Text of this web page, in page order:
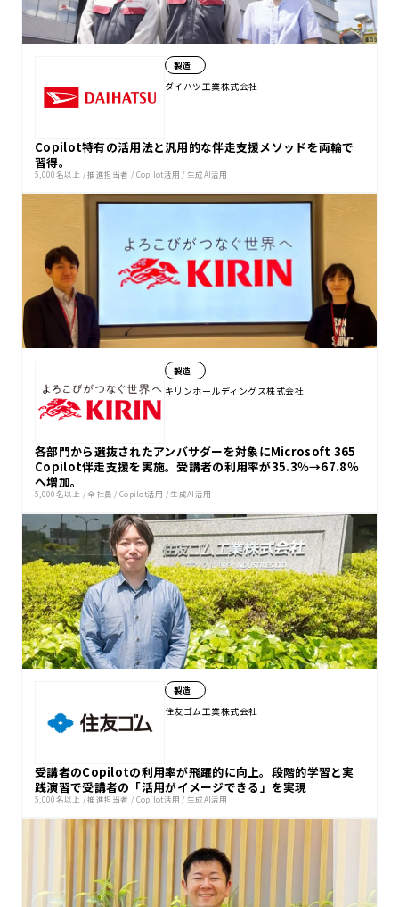
製造
ダイハツ工業株式会社
Copilot特有の活用法と汎用的な伴走支援メソッドを両輪で
習得。
5,000名以上 /推進担当者 / Copilot活用 / 生成AI活用
製造
キリンホールディングス株式会社
各部門から選抜されたアンバサダーを対象にMicrosoft 365
Copilot伴走支援を実施。受講者の利用率が35.3％→67.8％
へ増加。
5,000名以上 /全社員 /Copilot活用 /生成AI活用
製造
住友ゴム工業株式会社
受講者のCopilotの利用率が飛躍的に向上。段階的学習と実
践演習で受講者の「活用がイメージできる」を実現
5,000名以上 /推進担当者 / Copilot活用 / 生成AI活用